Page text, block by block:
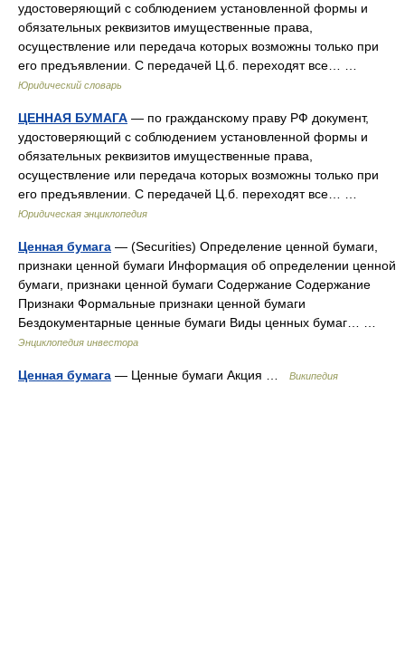
удостоверяющий с соблюдением установленной формы и
обязательных реквизитов имущественные права,
осуществление или передача которых возможны только при
его предъявлении. С передачей Ц.б. переходят все… …
Юридический словарь
ЦЕННАЯ БУМАГА — по гражданскому праву РФ документ,
удостоверяющий с соблюдением установленной формы и
обязательных реквизитов имущественные права,
осуществление или передача которых возможны только при
его предъявлении. С передачей Ц.б. переходят все… …
Юридическая энциклопедия
Ценная бумага — (Securities) Определение ценной бумаги,
признаки ценной бумаги Информация об определении ценной
бумаги, признаки ценной бумаги Содержание Содержание
Признаки Формальные признаки ценной бумаги
Бездокументарные ценные бумаги Виды ценных бумаг… …
Энциклопедия инвестора
Ценная бумага — Ценные бумаги Акция … Википедия